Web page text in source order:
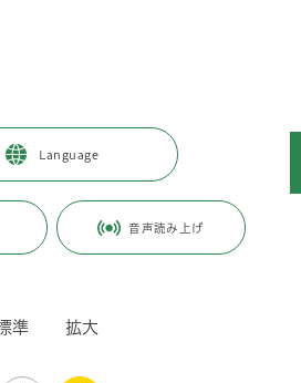
Language
音声読み上げ
準 拡大
ツ・文化 > 文化・芸術
施設案内・利用案内
ページ番号：J006010